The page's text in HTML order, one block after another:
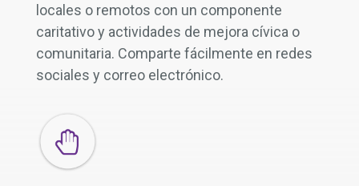
locales o remotos con un componente
caritativo y actividades de mejora cívica o
comunitaria. Comparte fácilmente en redes
sociales y correo electrónico.